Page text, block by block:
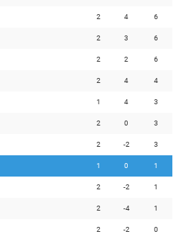
2 4 6
2 3 6
2 2 6
2 4 4
1 4 3
2 0 3
2 -2 3
1 0 1
2 -2 1
2 -4 1
2 -2 0